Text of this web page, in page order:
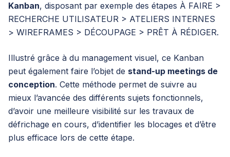
Kanban, disposant par exemple des étapes À FAIRE >
RECHERCHE UTILISATEUR > ATELIERS INTERNES
> WIREFRAMES > DÉCOUPAGE > PRÊT À RÉDIGER.
Illustré grâce à du management visuel, ce Kanban
peut également faire l’objet de stand-up meetings de
conception. Cette méthode permet de suivre au
mieux l’avancée des différents sujets fonctionnels,
d’avoir une meilleure visibilité sur les travaux de
défrichage en cours, d’identifier les blocages et d’être
plus efficace lors de cette étape.